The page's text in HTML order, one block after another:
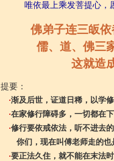
唯依最上乘发菩提心，
佛弟子连三皈
儒、道、佛三
这就造
提要：
·渐及后世，证道日稀，以学
·在家修行障碍多，一切都在
·修行要依戒依法，听不进去
你们，现在叫傅老师走的也
·要正法久住，就不能在末法